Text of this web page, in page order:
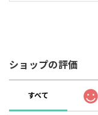
ショップの評価
すべて